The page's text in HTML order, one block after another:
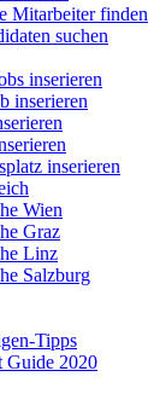
Mitarbeiter finden
suchen
inserieren
inserieren
inserieren
Wien
Graz
Linz
Salzburg
Tipps
Guide 2020